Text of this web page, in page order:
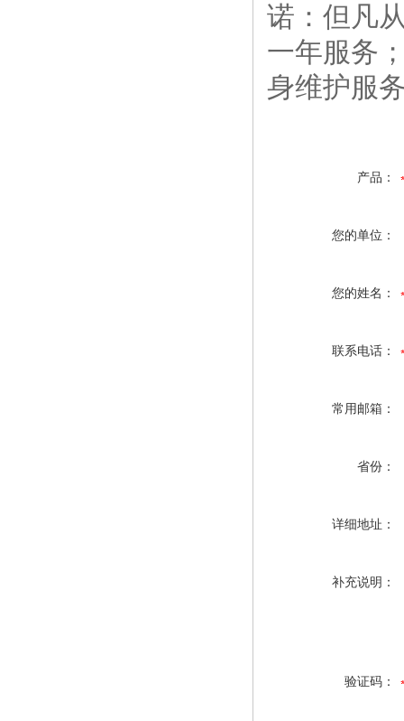
诺：但凡
一年服务
身维护服
产品：
您的单位：
您的姓名：
联系电话：
常用邮箱：
省份：
详细地址：
补充说明：
验证码：